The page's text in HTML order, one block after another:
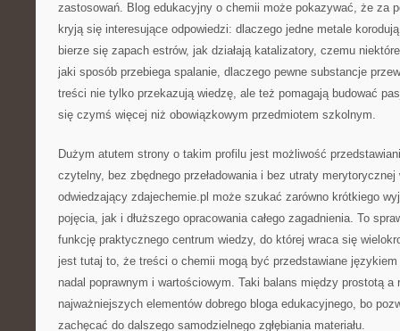
zastosowań. Blog edukacyjny o chemii może pokazywać, że za
kryją się interesujące odpowiedzi: dlaczego jedne metale
bierze się zapach estrów, jak działają katalizatory, czemu
jaki sposób przebiega spalanie, dlaczego pewne substancje
treści nie tylko przekazują wiedzę, ale też pomagają budować
się czymś więcej niż obowiązkowym przedmiotem szkolnym.
Dużym atutem strony o takim profilu jest możliwość
czytelny, bez zbędnego przeładowania i bez utraty
odwiedzający zdajechemie.pl może szukać zarówno krótkiego
pojęcia, jak i dłuższego opracowania całego zagadnienia. To
funkcję praktycznego centrum wiedzy, do której wraca się
jest tutaj to, że treści o chemii mogą być przedstawiane
nadal poprawnym i wartościowym. Taki balans między prostotą
najważniejszych elementów dobrego bloga edukacyjnego, bo
zachęcać do dalszego samodzielnego zgłębiania materiału.